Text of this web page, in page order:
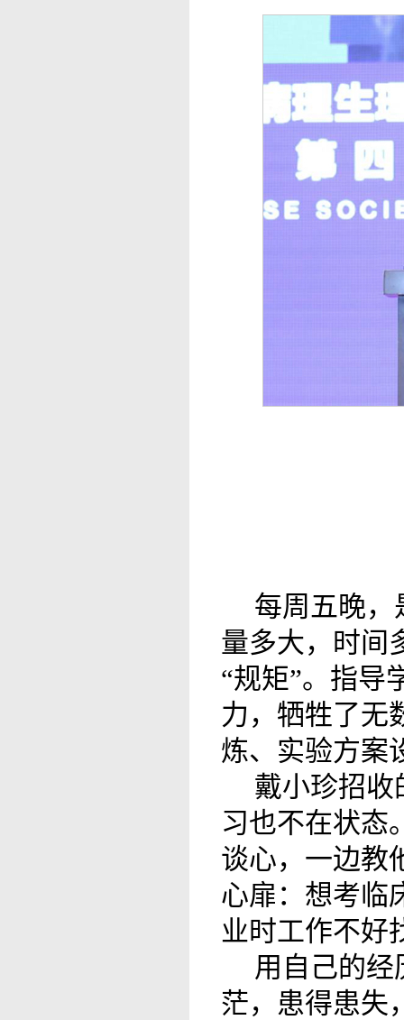
每周五晚，
量多大，时间
“规矩”。指导
力，牺牲了无
炼、实验方案
戴小珍招收
习也不在状态
谈心，一边教
心扉：想考临
业时工作不好
用自己的
茫，患得患失